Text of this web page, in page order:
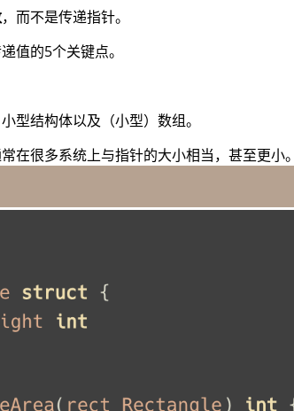
，而不是传递指针。
值的5个关键点。
型结构体以及（小型）数组。
在很多系统上与指针的大小相当，甚至更小。